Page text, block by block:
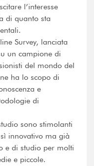
l’interesse
di quanto sta
Survey, lanciata
un campione di
del mondo del
ha lo scopo di
e
di
sono stimolanti
innovativo ma già
e di studio per molti
e piccole.